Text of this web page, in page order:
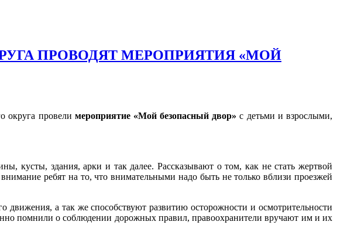
ПРОВОДЯТ МЕРОПРИЯТИЯ «МОЙ
округа провели мероприятие «Мой безопасный двор» с детьми и взрослыми,
кусты, здания, арки и так далее. Рассказывают о том, как не стать жертвой
ребят на то, что внимательными надо быть не только вблизи проезжей
а так же способствуют развитию осторожности и осмотрительности
помнили о соблюдении дорожных правил, правоохранители вручают им и их